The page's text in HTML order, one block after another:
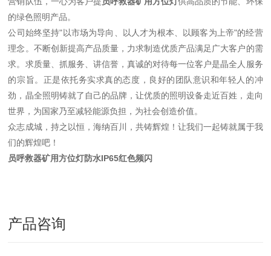
的绿色照明产品。
公司始终坚持"以市场为导向、以人才为根本、以顾客为上帝"的经营
理念。不断创新提高产品质量，力求制造优质产品满足广大客户的需
求。求质量、抓服务、讲信誉，真诚的对待每一位客户是晶全人服务
的宗旨。正是依托务实求真的态度，良好的团队意识和年轻人的冲
劲，晶全照明铸就了自己的品牌，让优质的照明设备走近百姓，走向
世界，为国家乃至减轻能源负担，为社会创造价值。
众志成城，持之以恒，海纳百川，共铸辉煌！让我们一起铸就属于我
们的辉煌吧！
员呼救器矿用方位灯防水IP65红色频闪
产品咨询